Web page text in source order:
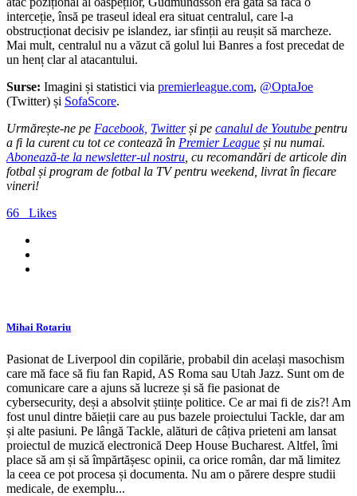
interceție, însă pe traseul ideal era situat centralul, care l-a
obstrucționat decisiv pe islandez, iar sfinții au reușit să marcheze.
Mai mult, centralul nu a văzut că golul lui Banres a fost precedat de
un henț clar al atacantului.
Surse: Imagini și statistici via premierleague.com, @OptaJoe
(Twitter) și SofaScore.
Urmărește-ne pe Facebook, Twitterși pe canalul de Youtube pentru
a fi la curent cu tot ce contează în Premier League și nu numai.
Abonează-te la newsletter-ul nostru , cu recomandări de articole din
fotbal și program de fotbal la TV pentru weekend, livrat în fiecare
vineri!
66
Likes
Mihai Rotariu
Pasionat de Liverpool din copilărie, probabil din același masochism
care mă face să fiu fan Rapid, AS Roma sau Utah Jazz. Sunt om de
comunicare care a ajuns să lucreze și să fie pasionat de
cybersecurity, deși a absolvit științe politice. Ce ar mai fi de zis?! Am
fost unul dintre băieții care au pus bazele proiectului Tackle, dar am
și alte pasiuni. Pe lângă Tackle, alături de câțiva prieteni am lansat
proiectul de muzică electronică Deep House Bucharest. Altfel, îmi
place să am și să împărtășesc opinii, ca orice român, dar mă limitez
la ceea ce pot procesa și documenta. Nu am o părere despre studii
medicale, de exemplu...